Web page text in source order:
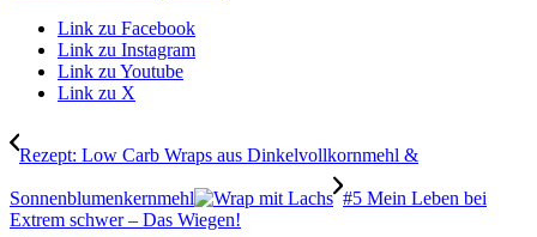
Link zu Facebook
Link zu Instagram
Link zu Youtube
Link zu X
Rezept: Low Carb Wraps aus Dinkelvollkornmehl &
Sonnenblumenkernmehl
#5 Mein Leben bei
Extrem schwer – Das Wiegen!